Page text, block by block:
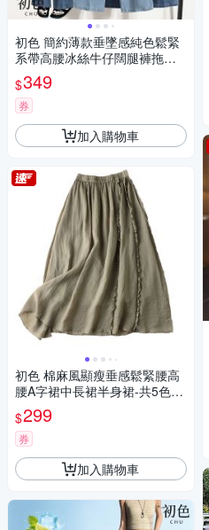
初色 簡約薄款垂墜感純色鬆緊
系帶高腰冰絲牛仔闊腿褲拖地
褲休閒褲寬褲長褲-共2色-1531
3(M-5XL可選)
$349
券
加入購物車
初色 棉麻風顯瘦垂感鬆緊腰高
腰A字裙中長裙半身裙-共5色-3
5784(M-3XL可選)
$299
券
加入購物車